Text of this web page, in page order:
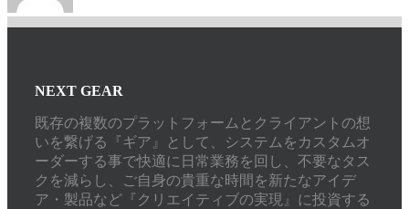
NEXT GEAR
既存の複数のプラットフォームとクライアントの想
いを繋げる『ギア』として、システムをカスタムオ
ーダーする事で快適に日常業務を回し、不要なタス
クを減らし、ご自身の貴重な時間を新たなアイデ
ア・製品など『クリエイティブの実現』に投資する